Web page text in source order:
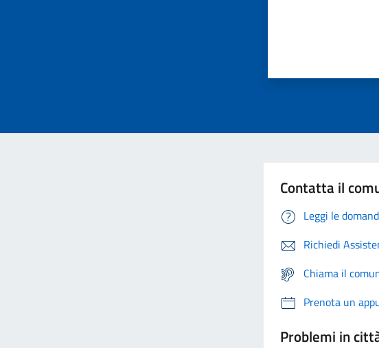
Contatta il
Leggi le
Richiedi
Chiama il
Prenota un
Problemi in